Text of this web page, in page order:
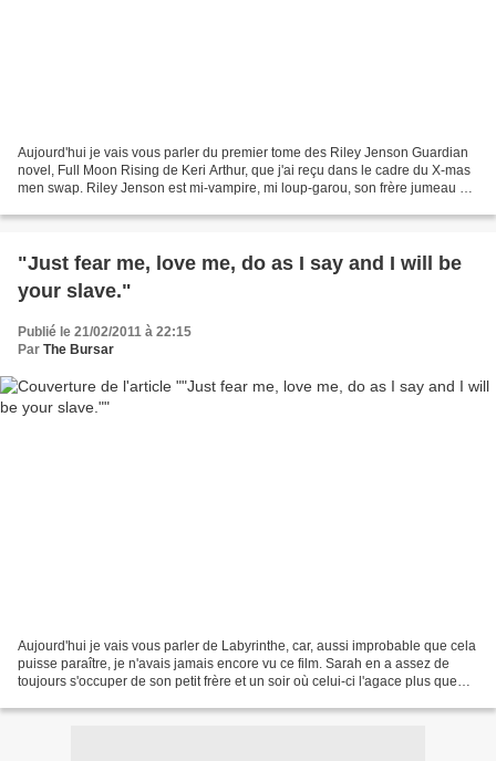
Aujourd'hui je vais vous parler du premier tome des Riley Jenson Guardian
novel, Full Moon Rising de Keri Arthur, que j'ai reçu dans le cadre du X-mas
men swap. Riley Jenson est mi-vampire, mi loup-garou, son frère jumeau et
"Just fear me, love me, do as I say and I will be
your slave."
Publié le 21/02/2011 à 22:15
Par The Bursar
Aujourd'hui je vais vous parler de Labyrinthe, car, aussi improbable que cela
puisse paraître, je n'avais jamais encore vu ce film. Sarah en a assez de
toujours s'occuper de son petit frère et un soir où celui-ci l'agace plus que